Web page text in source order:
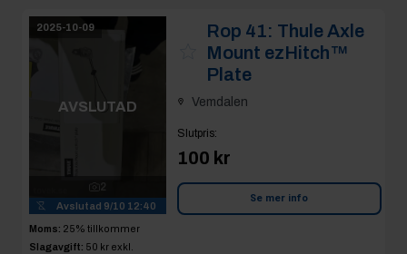
2025-10-09
AVSLUTAD
2
Avslutad 9/10 12:40
Moms: 25% tillkommer
Slagavgift: 50 kr exkl.
Rop 41: Thule Axle
Mount ezHitch™
Plate
Vemdalen
Slutpris:
100 kr
Se mer info